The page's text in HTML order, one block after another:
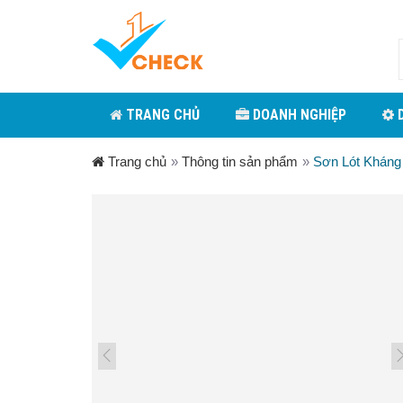
TRANG CHỦ DOANH NGHIỆP
Trang chủ » Thông tin sản phẩm » Sơn Lót